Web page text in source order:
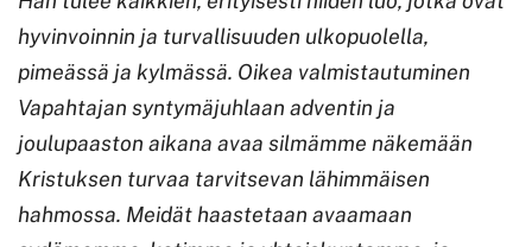
hyvinvoinnin ja turvallisuuden ulkopuolella,
pimeässä ja kylmässä. Oikea valmistautuminen
Vapahtajan syntymäjuhlaan adventin ja
joulupaaston aikana avaa silmämme näkemään
Kristuksen turvaa tarvitsevan lähimmäisen
hahmossa. Meidät haastetaan avaamaan